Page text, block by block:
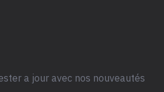
a jour avec nos nouveautés